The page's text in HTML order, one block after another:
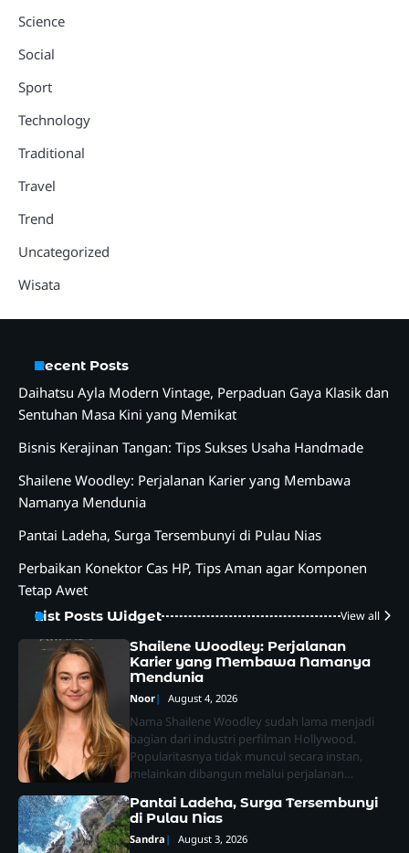
Science
Social
Sport
Technology
Traditional
Travel
Trend
Uncategorized
Wisata
Recent Posts
Daihatsu Ayla Modern Vintage, Perpaduan Gaya Klasik dan
Sentuhan Masa Kini yang Memikat
Bisnis Kerajinan Tangan: Tips Sukses Usaha Handmade
Shailene Woodley: Perjalanan Karier yang Membawa
Namanya Mendunia
Pantai Ladeha, Surga Tersembunyi di Pulau Nias
Perbaikan Konektor Cas HP, Tips Aman agar Komponen
Tetap Awet
List Posts Widget View all
Shailene Woodley: Perjalanan
Karier yang Membawa Namanya
Mendunia
Noor August 4, 2026
Nama Shailene Woodley sudah lama menjadi
bagian dari industri perfilman Hollywood.
Popularitasnya tidak muncul secara instan,
melainkan dibangun melalui perjalanan…
Pantai Ladeha, Surga Tersembunyi
di Pulau Nias
Sandra August 3, 2026